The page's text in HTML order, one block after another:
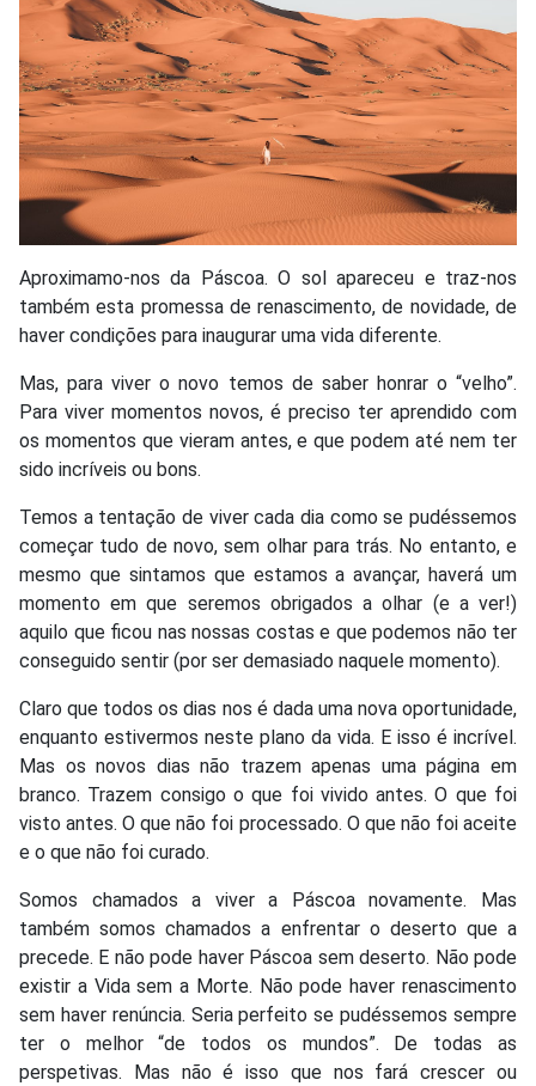
Aproximamo-nos da Páscoa. O sol apareceu e traz-nos
também esta promessa de renascimento, de novidade, de
haver condições para inaugurar uma vida diferente.
Mas, para viver o novo temos de saber honrar o “velho”.
Para viver momentos novos, é preciso ter aprendido com
os momentos que vieram antes, e que podem até nem ter
sido incríveis ou bons.
Temos a tentação de viver cada dia como se pudéssemos
começar tudo de novo, sem olhar para trás. No entanto, e
mesmo que sintamos que estamos a avançar, haverá um
momento em que seremos obrigados a olhar (e a ver!)
aquilo que ficou nas nossas costas e que podemos não ter
conseguido sentir (por ser demasiado naquele momento).
Claro que todos os dias nos é dada uma nova oportunidade,
enquanto estivermos neste plano da vida. E isso é incrível.
Mas os novos dias não trazem apenas uma página em
branco. Trazem consigo o que foi vivido antes. O que foi
visto antes. O que não foi processado. O que não foi aceite
e o que não foi curado.
Somos chamados a viver a Páscoa novamente. Mas
também somos chamados a enfrentar o deserto que a
precede. E não pode haver Páscoa sem deserto. Não pode
existir a Vida sem a Morte. Não pode haver renascimento
sem haver renúncia. Seria perfeito se pudéssemos sempre
ter o melhor “de todos os mundos”. De todas as
perspetivas. Mas não é isso que nos fará crescer ou